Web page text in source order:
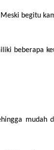
begitu
beberapa